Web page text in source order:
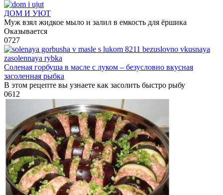
ДОМ И УЮТ
Муж взял жидкое мыло и залил в емкость для ёршика
Оказывается
0727
Соленая горбуша в масле с луком – безусловно вкусная
засоленная рыбка
В этом рецепте вы узнаете как засолить быстро рыбу
0612